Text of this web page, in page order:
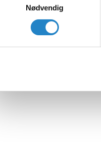
Nødvendig